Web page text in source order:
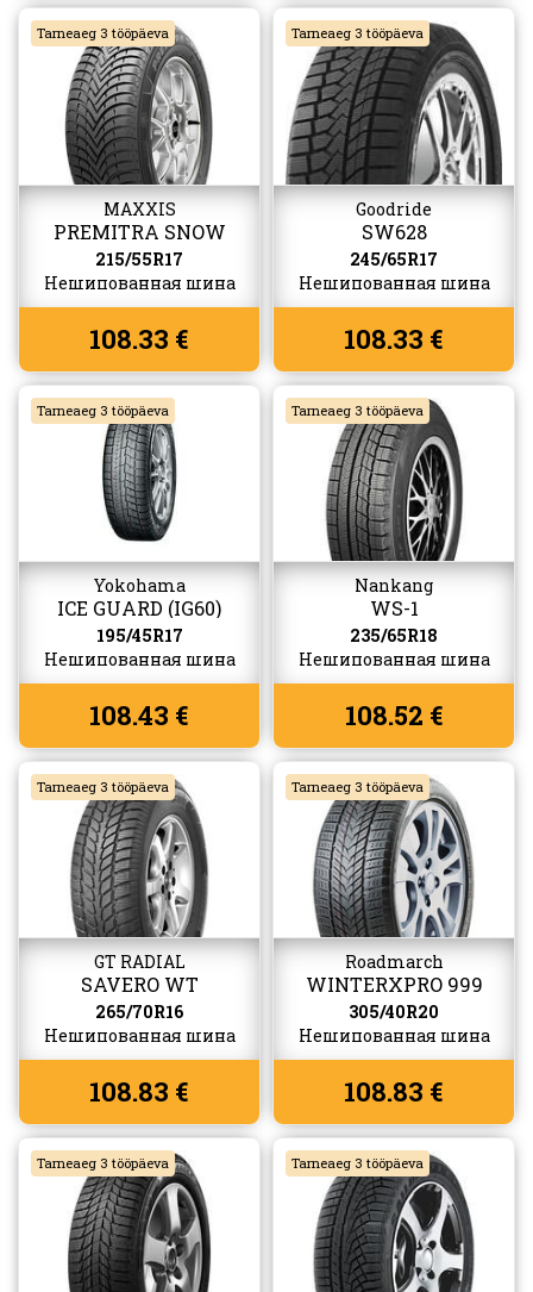
Tarneaeg 3 tööpäeva
MAXXIS
PREMITRA SNOW
WP6
215/55R17
Нешипованная шина
108.33 €
Tarneaeg 3 tööpäeva
Goodride
SW628
245/65R17
Нешипованная шина
108.33 €
Tarneaeg 3 tööpäeva
Yokohama
ICE GUARD (IG60)
195/45R17
Нешипованная шина
108.43 €
Tarneaeg 3 tööpäeva
Nankang
WS-1
235/65R18
Нешипованная шина
108.52 €
Tarneaeg 3 tööpäeva
GT RADIAL
SAVERO WT
265/70R16
Нешипованная шина
108.83 €
Tarneaeg 3 tööpäeva
Roadmarch
WINTERXPRO 999
305/40R20
Нешипованная шина
108.83 €
Tarneaeg 3 tööpäeva Tarneaeg 3 tööpäeva